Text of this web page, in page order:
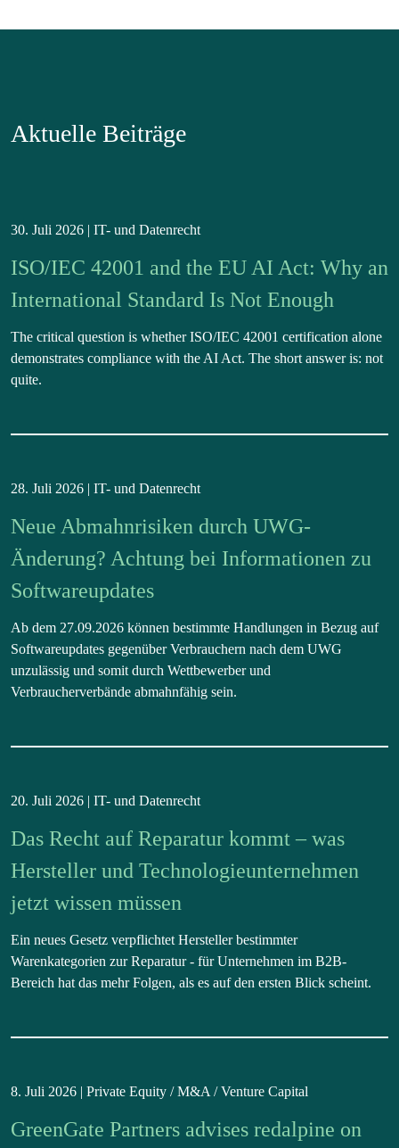
Aktuelle Beiträge
30. Juli 2026 | IT- und Datenrecht
ISO/IEC 42001 and the EU AI Act: Why an
International Standard Is Not Enough
The critical question is whether ISO/IEC 42001 certification alone
demonstrates compliance with the AI Act. The short answer is: not
quite.
28. Juli 2026 | IT- und Datenrecht
Neue Abmahnrisiken durch UWG-
Änderung? Achtung bei Informationen zu
Softwareupdates
Ab dem 27.09.2026 können bestimmte Handlungen in Bezug auf
Softwareupdates gegenüber Verbrauchern nach dem UWG
unzulässig und somit durch Wettbewerber und
Verbraucherverbände abmahnfähig sein.
20. Juli 2026 | IT- und Datenrecht
Das Recht auf Reparatur kommt – was
Hersteller und Technologieunternehmen
jetzt wissen müssen
Ein neues Gesetz verpflichtet Hersteller bestimmter
Warenkategorien zur Reparatur - für Unternehmen im B2B-
Bereich hat das mehr Folgen, als es auf den ersten Blick scheint.
8. Juli 2026 | Private Equity / M&A / Venture Capital
GreenGate Partners advises redalpine on